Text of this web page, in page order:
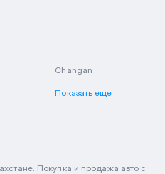
Changan
Показать еще
Покупка и продажа авто с